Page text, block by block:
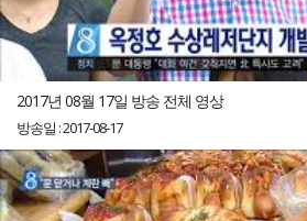
2017년 08월 17일 방송 전체 영상
방송일 : 2017-08-17